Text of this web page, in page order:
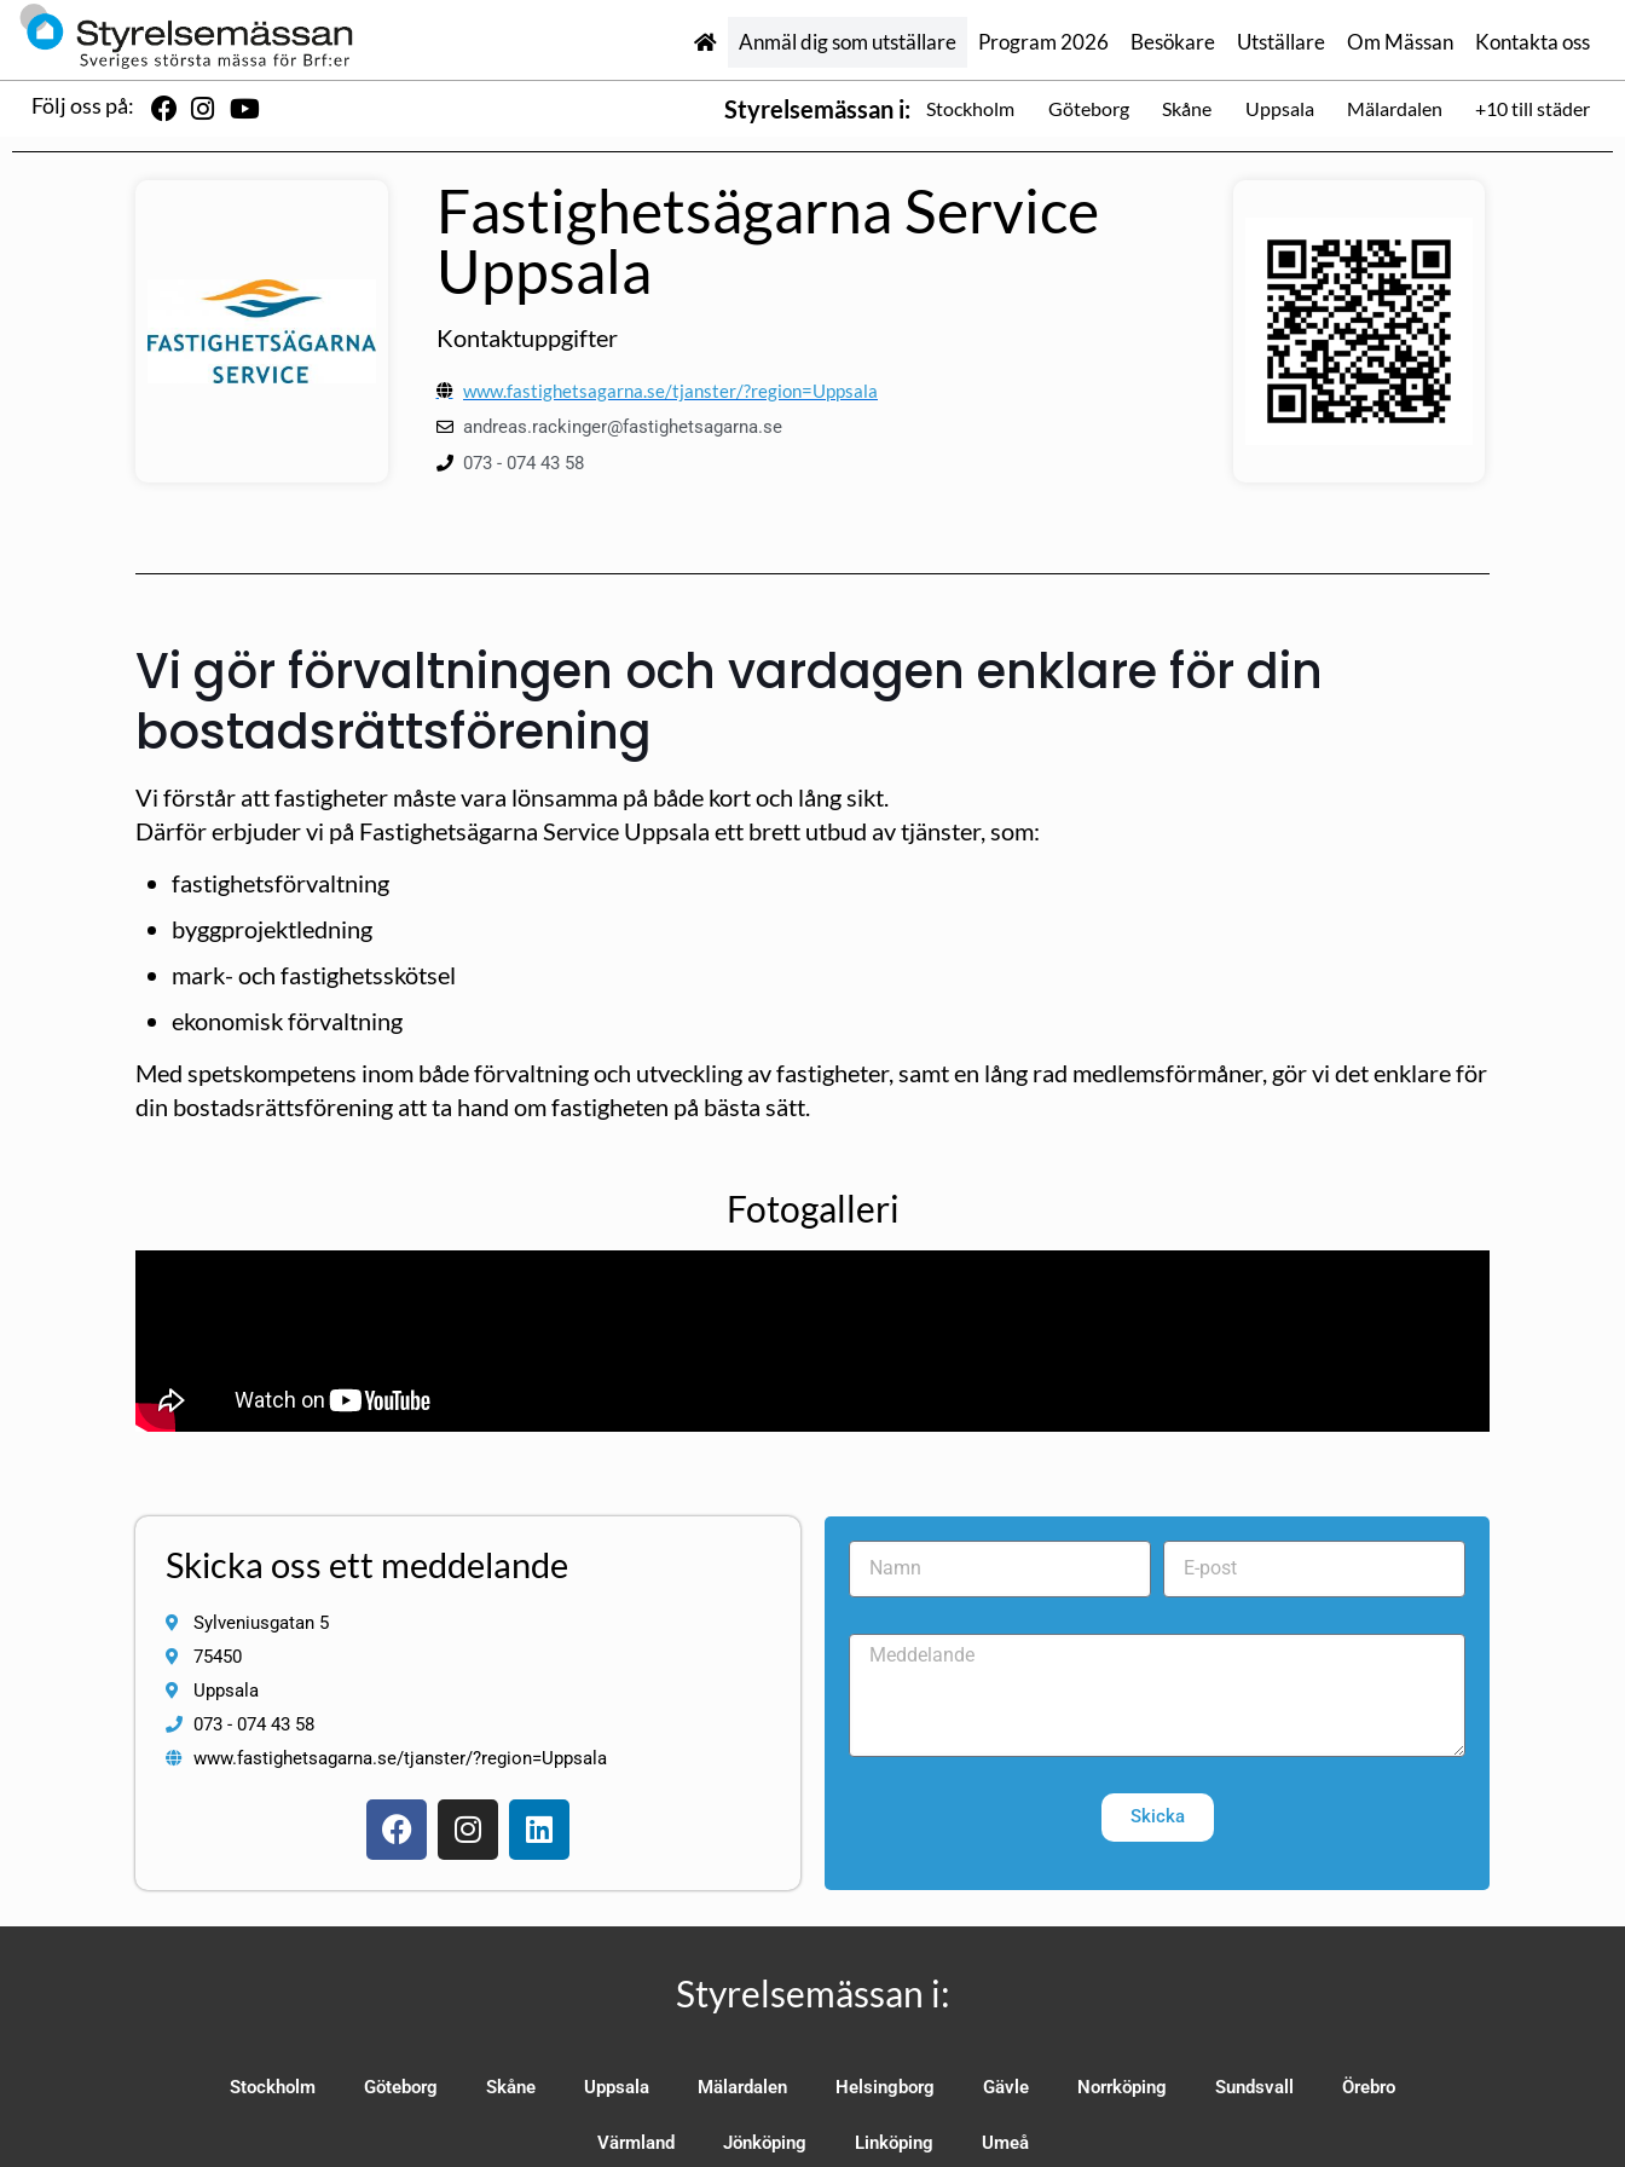
Anmäl dig som utställare Program 2026 Besökare Utställare Om Mässan Kontakta oss
Följ oss på: Styrelsemässan i: Stockholm Göteborg Skåne Uppsala Mälardalen +10 till städer
Fastighetsägarna Service
Uppsala
Kontaktuppgifter
www.fastighetsagarna.se/tjanster/?region=Uppsala
andreas.rackinger@fastighetsagarna.se
073 - 074 43 58
Vi gör förvaltningen och vardagen enklare för din
bostadsrättsförening
Vi förstår att fastigheter måste vara lönsamma på både kort och lång sikt.
Därför erbjuder vi på Fastighetsägarna Service Uppsala ett brett utbud av tjänster, som:
fastighetsförvaltning
byggprojektledning
mark- och fastighetsskötsel
ekonomisk förvaltning
Med spetskompetens inom både förvaltning och utveckling av fastigheter, samt en lång rad medlemsförmåner, gör vi det enklare för
din bostadsrättsförening att ta hand om fastigheten på bästa sätt.
Fotogalleri
Skicka oss ett meddelande
Sylveniusgatan 5
75450
Uppsala
073 - 074 43 58
www.fastighetsagarna.se/tjanster/?region=Uppsala
Skicka
Styrelsemässan i:
Stockholm Göteborg Skåne Uppsala Mälardalen Helsingborg Gävle Norrköping Sundsvall Örebro
Värmland Jönköping Linköping Umeå